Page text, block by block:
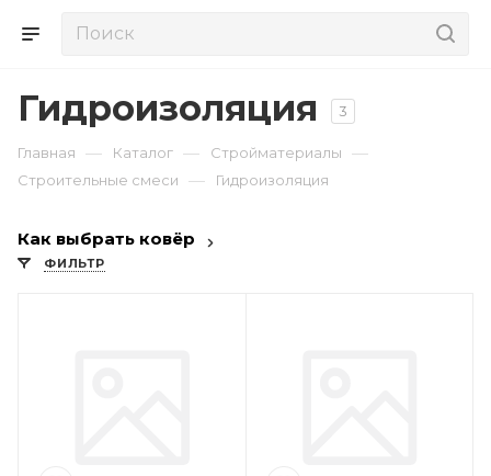
Гидроизоляция 3
Главная — Каталог — Стройматериалы —
Строительные смеси — Гидроизоляция
Как выбрать ковёр
ФИЛЬТР